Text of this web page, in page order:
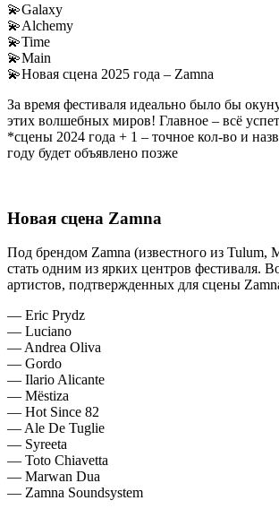
💫Galaxy
💫Alchemy
💫Time
💫Main
💫Новая сцена 2025 года – Zamna
За время фестиваля идеально было бы
этих волшебных миров! Главное – всё
*сцены 2024 года + 1 – точное кол-во и
году будет объявлено позже
Новая сцена Zamna
Под брендом Zamna (известного из Tulum,
стать одним из ярких центров фестиваля.
артистов, подтвержденных для сцены
— Eric Prydz
— Luciano
— Andrea Oliva
— Gordo
— Ilario Alicante
— Mëstiza
— Hot Since 82
— Ale De Tuglie
— Syreeta
— Toto Chiavetta
— Marwan Dua
— Zamna Soundsystem